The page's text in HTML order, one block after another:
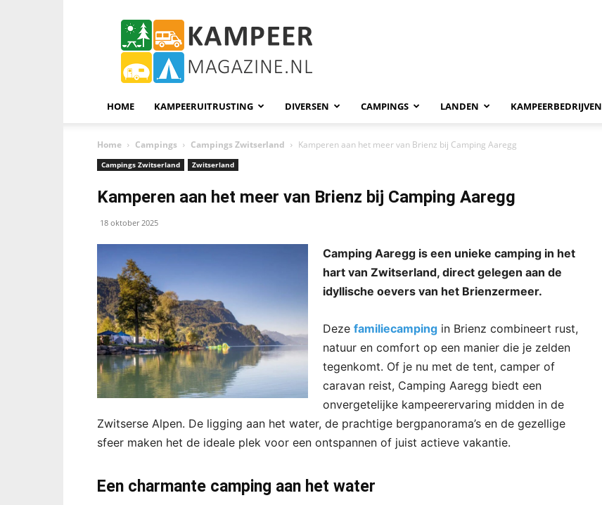
KampeerMagazine
HOME KAMPEERUITRUSTING DIVERSEN CAMPINGS LANDEN KAMPEERBEDRIJVEN
Home Campings Campings Zwitserland Kamperen aan het meer van Brienz bij Camping Aaregg
Campings Zwitserland Zwitserland
Kamperen aan het meer van Brienz bij Camping Aaregg
18 oktober 2025
Camping Aaregg is een unieke camping in het
hart van Zwitserland, direct gelegen aan de
idyllische oevers van het Brienzermeer.
Deze familiecamping in Brienz combineert rust,
natuur en comfort op een manier die je zelden
tegenkomt. Of je nu met de tent, camper of
caravan reist, Camping Aaregg biedt een
onvergetelijke kampeerervaring midden in de
Zwitserse Alpen. De ligging aan het water, de prachtige bergpanorama’s en de gezellige
sfeer maken het de ideale plek voor een ontspannen of juist actieve vakantie.
Een charmante camping aan het water